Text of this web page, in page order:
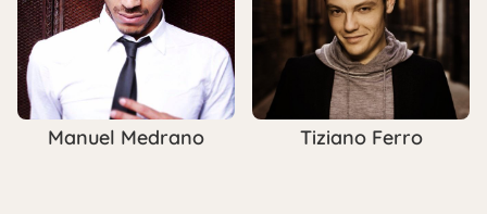
Manuel Medrano Tiziano Ferro